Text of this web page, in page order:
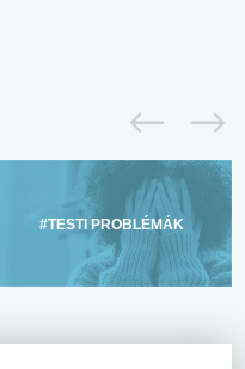
#TESTI PROBLÉMÁK